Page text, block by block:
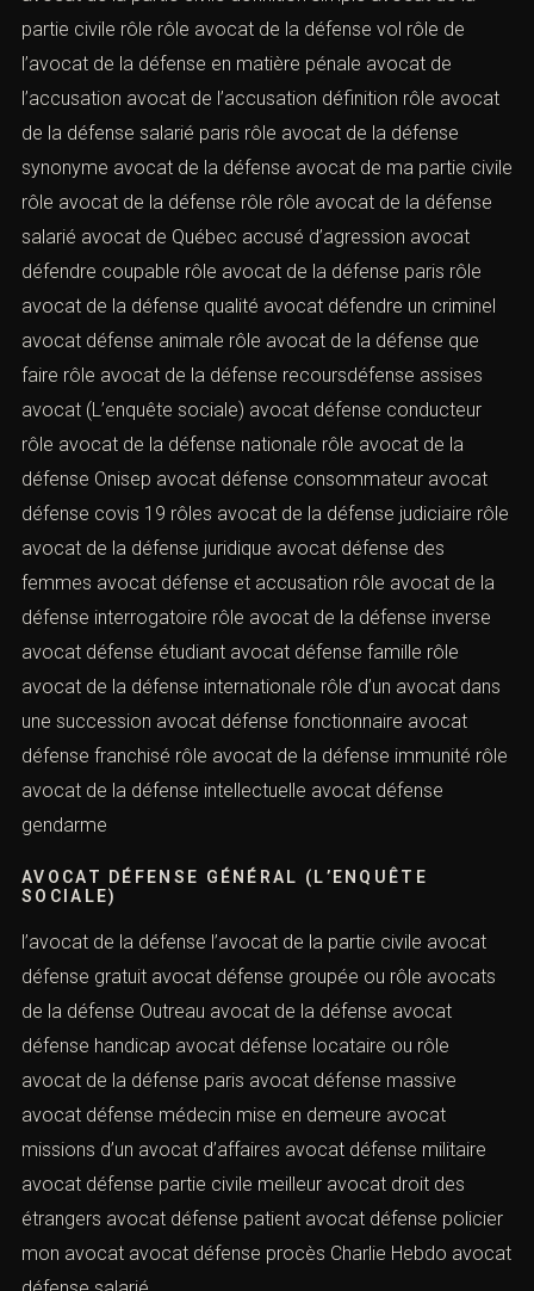
partie civile rôle rôle avocat de la défense vol rôle de
l’avocat de la défense en matière pénale avocat de
l’accusation avocat de l’accusation définition rôle avocat
de la défense salarié paris rôle avocat de la défense
synonyme avocat de la défense avocat de ma partie civile
rôle avocat de la défense rôle rôle avocat de la défense
salarié avocat de Québec accusé d’agression avocat
défendre coupable rôle avocat de la défense paris rôle
avocat de la défense qualité avocat défendre un criminel
avocat défense animale rôle avocat de la défense que
faire rôle avocat de la défense recoursdéfense assises
avocat (L’enquête sociale) avocat défense conducteur
rôle avocat de la défense nationale rôle avocat de la
défense Onisep avocat défense consommateur avocat
défense covis 19 rôles avocat de la défense judiciaire rôle
avocat de la défense juridique avocat défense des
femmes avocat défense et accusation rôle avocat de la
défense interrogatoire rôle avocat de la défense inverse
avocat défense étudiant avocat défense famille rôle
avocat de la défense internationale rôle d’un avocat dans
une succession avocat défense fonctionnaire avocat
défense franchisé rôle avocat de la défense immunité rôle
avocat de la défense intellectuelle avocat défense
gendarme
AVOCAT DÉFENSE GÉNÉRAL (L’ENQUÊTE
SOCIALE)
l’avocat de la défense l’avocat de la partie civile avocat
défense gratuit avocat défense groupée ou rôle avocats
de la défense Outreau avocat de la défense avocat
défense handicap avocat défense locataire ou rôle
avocat de la défense paris avocat défense massive
avocat défense médecin mise en demeure avocat
missions d’un avocat d’affaires avocat défense militaire
avocat défense partie civile meilleur avocat droit des
étrangers avocat défense patient avocat défense policier
mon avocat avocat défense procès Charlie Hebdo avocat